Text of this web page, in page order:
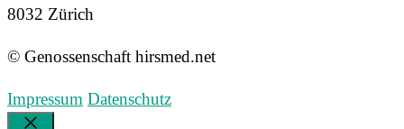
8032 Zürich
© Genossenschaft hirsmed.net
Impressum Datenschutz